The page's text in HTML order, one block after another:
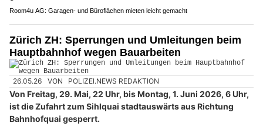
Room4u AG: Garagen- und Büroflächen mieten leicht gemacht
Zürich ZH: Sperrungen und Umleitungen beim
Hauptbahnhof wegen Bauarbeiten
26.05.26 VON POLIZEI.NEWS REDAKTION
Von Freitag, 29. Mai, 22 Uhr, bis Montag, 1. Juni 2026, 6 Uhr,
ist die Zufahrt zum Sihlquai stadtauswärts aus Richtung
Bahnhofquai gesperrt.